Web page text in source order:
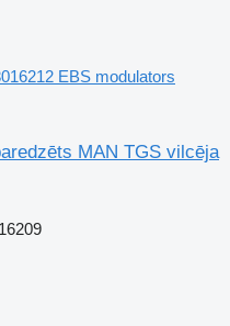
EBS modulators
MAN TGS vilcēja